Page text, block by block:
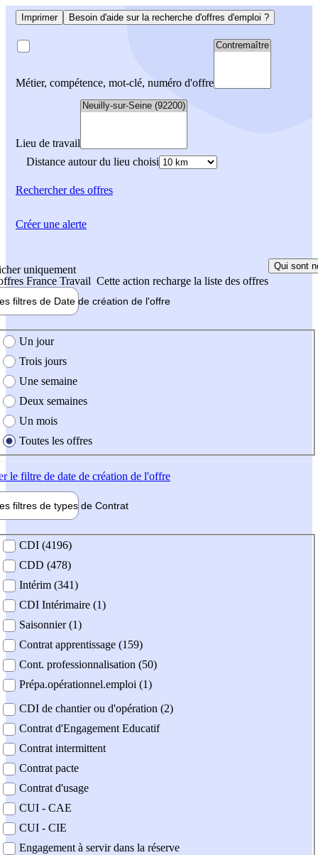
Imprimer Besoin d'aide sur la recherche d'offres d'emploi ?
Métier, compétence, mot-clé, numéro d'offre
Lieu de travail
Distance autour du lieu choisi
Rechercherdes offres
uniquement
France Travail Cette action recharge la liste des offres
Qui sont
filtres de Date de création de l'offre
création de l'offre
Un jour
Trois jours
Une semaine
Deux semaines
Un mois
Toutes les offres
le filtre de date de création de l'offre
filtres de types de Contrat
contrat
CDI (4196)
CDD (478)
Intérim (341)
CDI Intérimaire (1)
Saisonnier (1)
Contrat apprentissage (159)
Cont. professionnalisation (50)
Prépa.opérationnel.emploi (1)
CDI de chantier ou d'opération (2)
Contrat d'Engagement Educatif
Contrat intermittent
Contrat pacte
Contrat d'usage
CUI - CAE
CUI - CIE
Engagement à servir dans la réserve
Créer une alerte